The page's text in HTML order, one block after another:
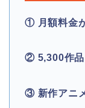
① 月額料金
② 5,300作品
③ 新作アニ